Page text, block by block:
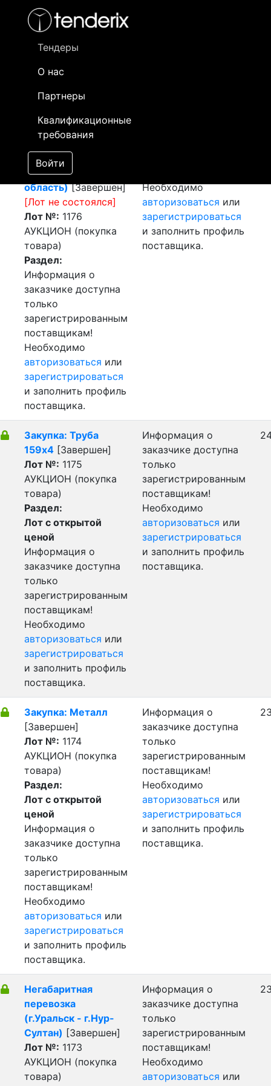
Тендеры
О нас
Партнеры
Квалификационные
требования
Войти
- активный лот
- сохраненный лот (не опубликован)
Негабаритная
перевозка
(г.Шымкент -
пос.Сарышаган,
Карагандинская
область)[Завершен]
[Лот не состоялся]
Лот №: 1176
АУКЦИОН (покупка
товара)
Раздел:
Информация о
заказчике доступна
только
зарегистрированным
поставщикам!
Необходимо
авторизоваться или
зарегистрироваться
и заполнить профиль
поставщика.
Необходимо
авторизоваться или
зарегистрироваться
и заполнить профиль
поставщика.
Закупка: Труба
159х4 [Завершен]
Лот №: 1175
АУКЦИОН (покупка
товара)
Раздел:
Лот с открытой
ценой
Информация о
заказчике доступна
только
зарегистрированным
поставщикам!
Необходимо
авторизоваться или
зарегистрироваться
и заполнить профиль
поставщика.
Информация о
заказчике доступна
только
зарегистрированным
поставщикам!
Необходимо
авторизоваться или
зарегистрироваться
и заполнить профиль
поставщика.
Закупка: Металл
[Завершен]
Лот №: 1174
АУКЦИОН (покупка
товара)
Раздел:
Лот с открытой
ценой
Информация о
заказчике доступна
только
зарегистрированным
поставщикам!
Необходимо
авторизоваться или
зарегистрироваться
и заполнить профиль
поставщика.
Информация о
заказчике доступна
только
зарегистрированным
поставщикам!
Необходимо
авторизоваться или
зарегистрироваться
и заполнить профиль
поставщика.
Негабаритная
перевозка
(г.Уральск - г.Нур-
Султан) [Завершен]
Лот №: 1173
АУКЦИОН (покупка
товара)
Информация о
заказчике доступна
только
зарегистрированным
поставщикам!
Необходимо
авторизоваться или